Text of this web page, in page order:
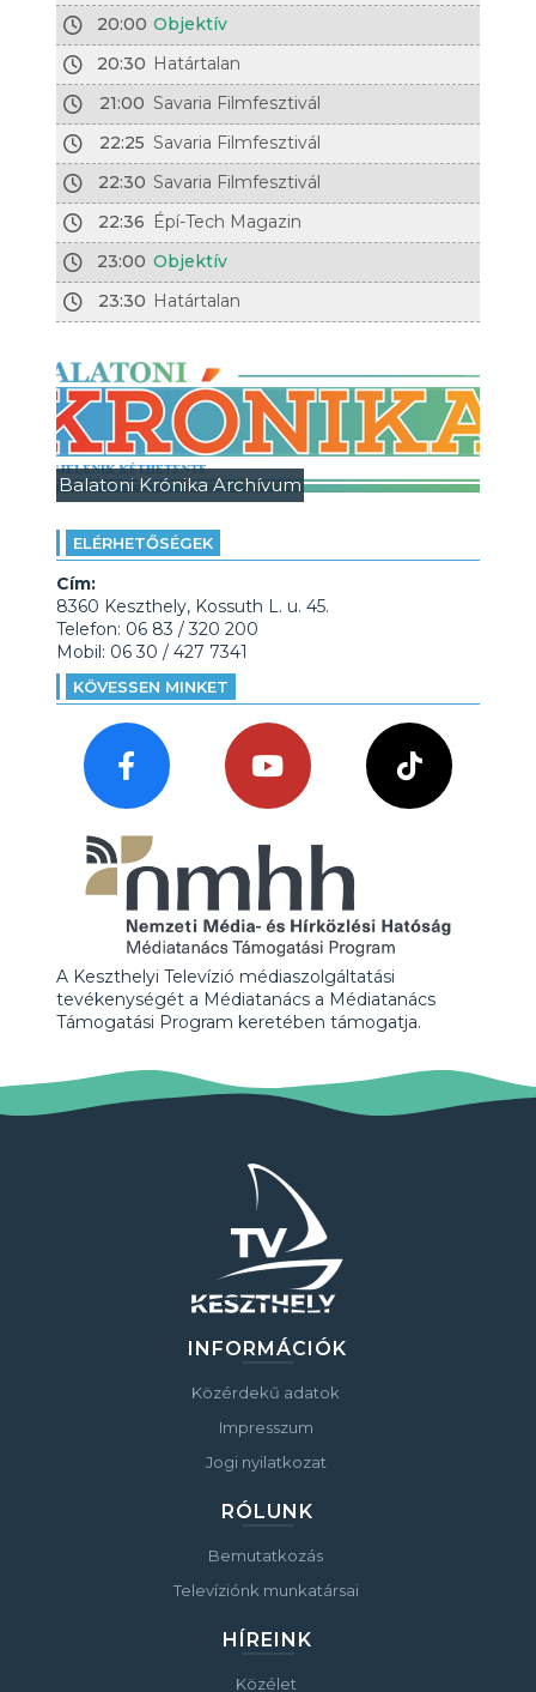
20:00 Objektív
20:30 Határtalan
21:00 Savaria Filmfesztivál
22:25 Savaria Filmfesztivál
22:30 Savaria Filmfesztivál
22:36 Épí-Tech Magazin
23:00 Objektív
23:30 Határtalan
Balatoni Krónika Archívum
ELÉRHETŐSÉGEK
Cím:
8360 Keszthely, Kossuth L. u. 45.
Telefon: 06 83 / 320 200
Mobil: 06 30 / 427 7341
KÖVESSEN MINKET
A Keszthelyi Televízió médiaszolgáltatási
tevékenységét a Médiatanács a Médiatanács
Támogatási Program keretében támogatja.
INFORMÁCIÓK
Közérdekű adatok
Impresszum
Jogi nyilatkozat
RÓLUNK
Bemutatkozás
Televíziónk munkatársai
HÍREINK
Közélet